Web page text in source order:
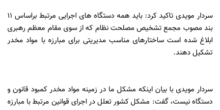
سردار مویدی تاکید کرد‌: باید همه دستگاه های اجرایی مرتبط براساس 11
بند مصوب مجمع تشخیص مصلحت نظام که از سوی مقام معظم رهبری
ابلاغ شده است ساختارهای مناسب مدیریتی برای مبارزه با مواد مخدر
تشکیل دهند.
سردار مویدی با بیان اینکه مشکل ما در زمینه مواد مخدر کمبود قانون و
دستگاه نیست، گفت: مشکل کشور تعلل در اجرای قوانین مرتبط با مبارزه